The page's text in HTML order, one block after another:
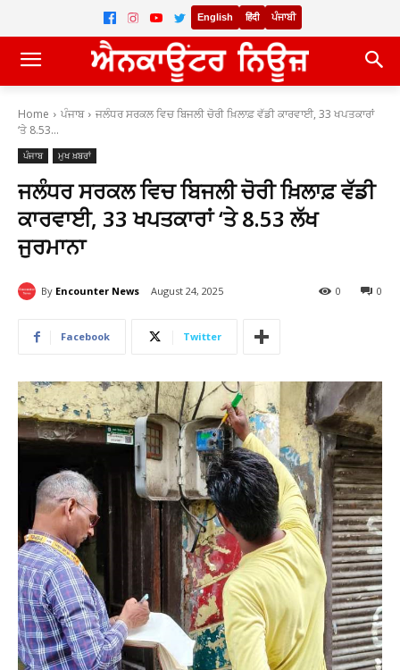
English हिंदी ਪੰਜਾਬੀ
Home ਪੰਜਾਬ
ਜਲੰਧਰ ਸਰਕਲ ਵਿਚ ਬਿਜਲੀ ਚੋਰੀ ਖ਼ਿਲਾਫ਼ ਵੱਡੀ ਕਾਰਵਾਈ, 33 ਖਪਤਕਾਰਾਂ
‘ਤੇ 8.53...
ਪੰਜਾਬ ਮੁਖ ਖ਼ਬਰਾਂ
ਜਲੰਧਰ ਸਰਕਲ ਵਿਚ ਬਿਜਲੀ ਚੋਰੀ ਖ਼ਿਲਾਫ਼ ਵੱਡੀ
ਕਾਰਵਾਈ, 33 ਖਪਤਕਾਰਾਂ ‘ਤੇ 8.53 ਲੱਖ
ਜੁਰਮਾਨਾ
By Encounter News August 24, 2025 0
0
Facebook Twitter